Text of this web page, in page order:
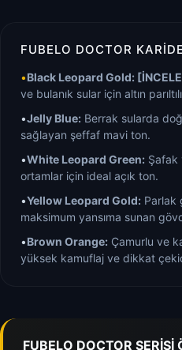
FUBELO DOCTOR
•Black Leopard Gold:
ve bulanık sular için altın
•Jelly Blue: Berrak sularda
sağlayan şeffaf mavi ton.
•White Leopard Green: Şafak
ortamlar için ideal açık ton.
•Yellow Leopard Gold: Parlak
maksimum yansıma sunan
•Brown Orange: Çamurlu ve
yüksek kamuflaj ve dikkat
FUBELO DOCTOR SERİSİ